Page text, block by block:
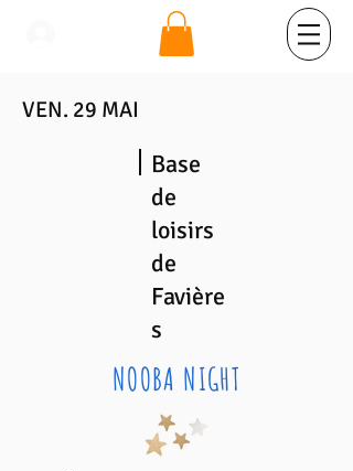
se connecter
VEN. 29 MAI
Base
de
loisirs
de
Favière
s
NOOBA NIGHT